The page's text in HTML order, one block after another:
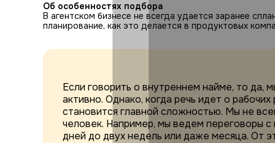
Об особенностях подбора
В агентском бизнесе не всегда удается заранее
планирование, как это делается в продуктовых
Если говорить о внутреннем найме, то да,
активно. Однако, когда речь идет о
становится главной сложностью. Мы не
человек. Например, мы ведем переговоры
дней до двух недель или даже месяца. От